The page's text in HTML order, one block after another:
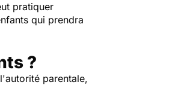
pratiquer
qui prendra
?
parentale,